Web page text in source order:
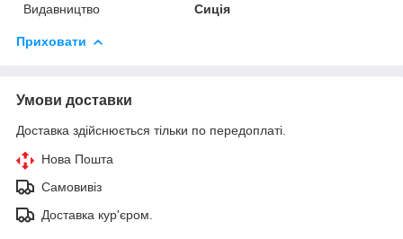
Видавництво
Сиція
Приховати
Умови доставки
Доставка здійснюється тільки по передоплаті.
Нова Пошта
Самовивіз
Доставка кур'єром.